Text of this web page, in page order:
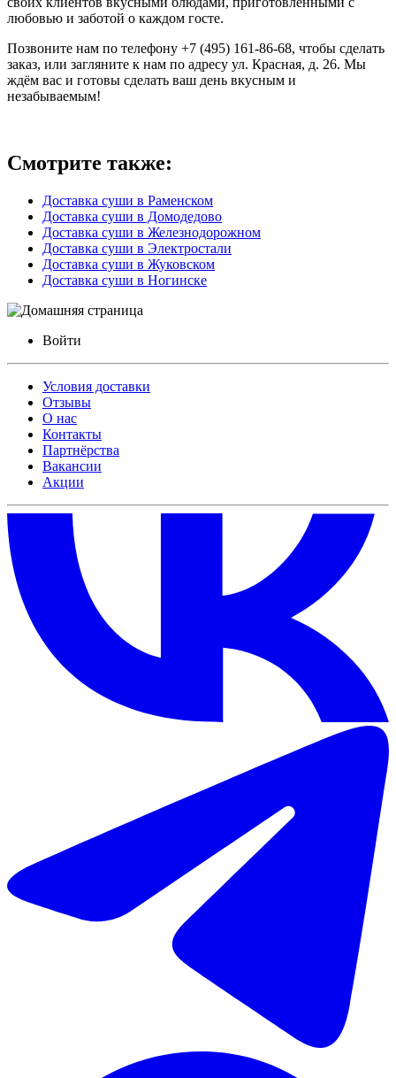
любовью и заботой о каждом госте.
Позвоните нам по телефону +7 (495) 161-86-68, чтобы сделать
заказ, или загляните к нам по адресу ул. Красная, д. 26. Мы
ждём вас и готовы сделать ваш день вкусным и
незабываемым!
Смотрите также:
Доставка суши в Раменском
Доставка суши в Домодедово
Доставка суши в Железнодорожном
Доставка суши в Электростали
Доставка суши в Жуковском
Доставка суши в Ногинске
Войти
Условия доставки
Отзывы
О нас
Контакты
Партнёрства
Вакансии
Акции